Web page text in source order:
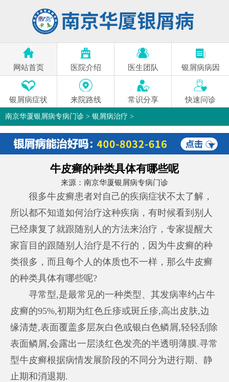
网站首页 医院介绍 医生团队 银屑病病因
银屑病症状 来院路线 常识分享 快速问诊
南京华厦银屑病专病门诊 > 银屑病治疗 >
牛皮癣的种类具体有哪些呢
来源： 南京华厦银屑病专病门诊
很多牛皮癣患者对自己的疾病症状不太了解，
所以都不知道如何治疗这种疾病，有时候看到别人
已经康复了就跟随别人的方法来治疗，专家提醒大
家盲目的跟随别人治疗是不行的，因为牛皮癣的种
类很多，而且每个人的体质也不一样，那么牛皮癣
的种类具体有哪些呢?
寻常型,是最常见的一种类型、其发病率约占牛
皮癣的95%,初期为红色丘疹或斑丘疹,高出皮肤,边
缘清楚,表面覆盖多层灰白色或银白色鳞屑,轻轻刮除
表面鳞屑,会露出一层淡红色发亮的半透明薄膜.寻常
型牛皮癣根据病情发展阶段的不同分为进行期、静
止期和消退期.